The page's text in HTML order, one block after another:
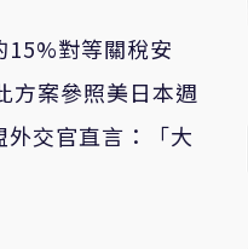
15%對等關稅安
案參照美日本週
交官直言：「大